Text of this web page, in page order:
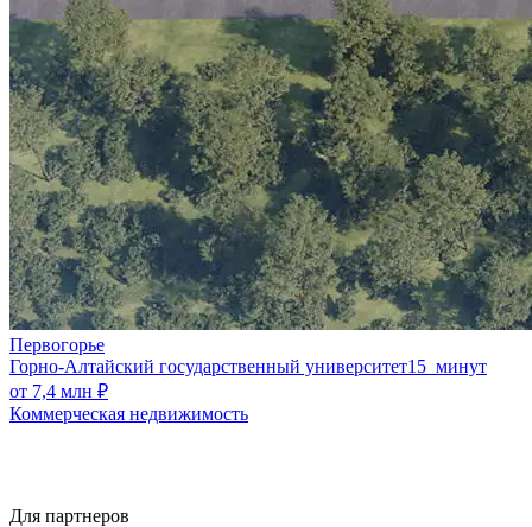
Первогорье
Горно-Алтайский государственный университет15 минут
от 7,4 млн ₽
Коммерческая недвижимость
Для партнеров